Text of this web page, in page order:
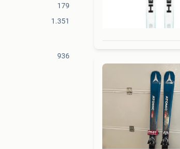
179
1.351
936